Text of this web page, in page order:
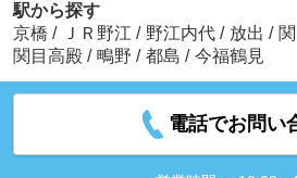
駅から探す
京橋 / ＪＲ野江 / 野江内代 / 放出 /
関目高殿 / 鴫野 / 都島 / 今福鶴見
電話でお問い